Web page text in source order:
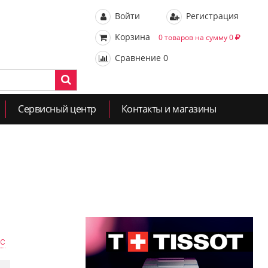
Войти
Регистрация
Корзина
0 товаров на сумму 0
Сравнение 0
Сервисный центр Контакты и магазины